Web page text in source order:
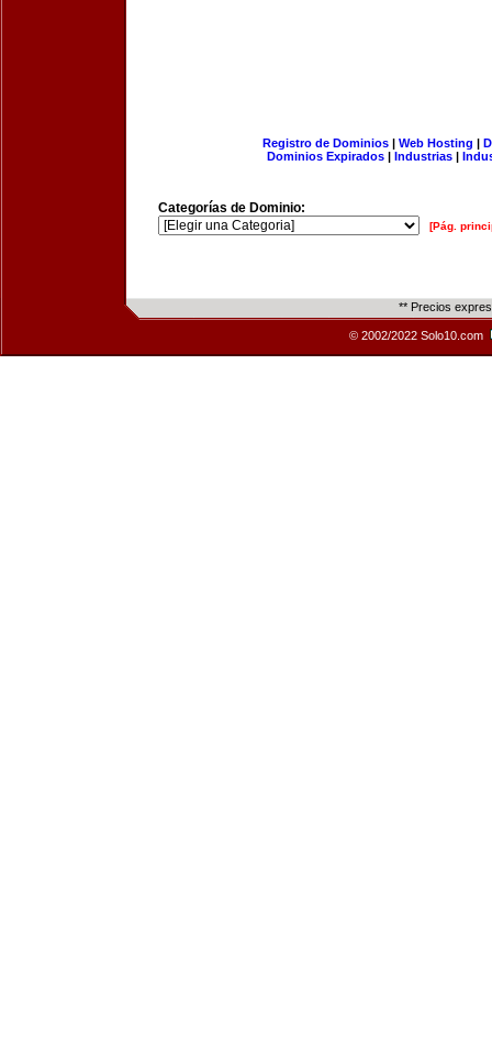
Registro de Dominios| Web Hosting |
Dominios Expirados | Industrias |
Categorías de Dominio:
[Pág.
** Precios
© 2002/2022 Solo10.com